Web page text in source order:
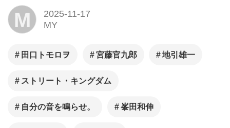
M
2025-11-17
MY
⽥⼝トモロヲ 宮藤官九郎 地引雄⼀
ストリート・キングダム
⾃分の⾳を鳴らせ。 峯⽥和伸